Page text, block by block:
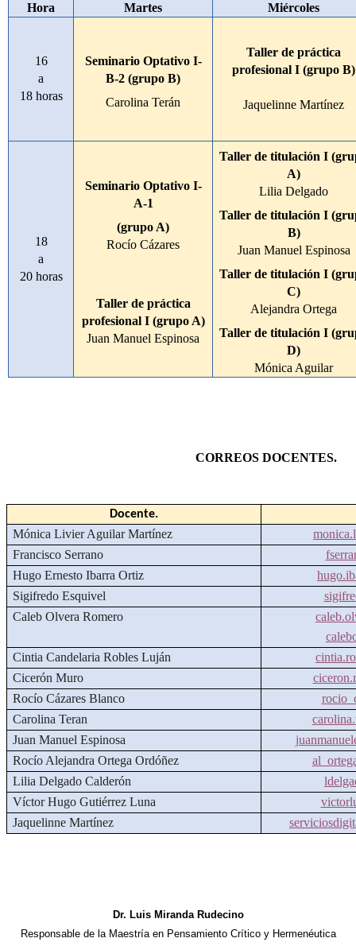
Hora Martes Miércoles
16
a
18 horas
Seminario Optativo I-
B-2 (grupo B)
Carolina Terán
Taller de práctica
profesional I (grupo B)
Jaquelinne Martínez
18
a
20 horas
Seminario Optativo I-
A-1
(grupo A)
Rocío Cázares
Taller de práctica
profesional I (grupo A)
Juan Manuel Espinosa
Taller de titulación I
A)
Lilia Delgado
Taller de titulación I
B)
Juan Manuel Espinosa
Taller de titulación I
C)
Alejandra Ortega
Taller de titulación I
D)
Mónica Aguilar
CORREOS DOCENTES.
Docente.
Mónica Livier Aguilar Martínez
Francisco Serrano
Hugo Ernesto Ibarra Ortiz
Sigifredo Esquivel
Caleb Olvera Romero
Cintia Candelaria Robles Luján
Cicerón Muro
Rocío Cázares Blanco
Carolina Teran
Juan Manuel Espinosa
Rocío Alejandra Ortega Ordóñez
Lilia Delgado Calderón
Víctor Hugo Gutiérrez Luna
Jaquelinne Martínez
Dr. Luis Miranda Rudecino
Responsable de la Maestría en Pensamiento Crítico y Hermenéutica